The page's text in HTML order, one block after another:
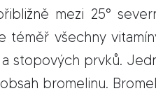
mezi 25°
téměř všech­ny
a sto­po­vých prv­ků.
bro­me­li­nu.